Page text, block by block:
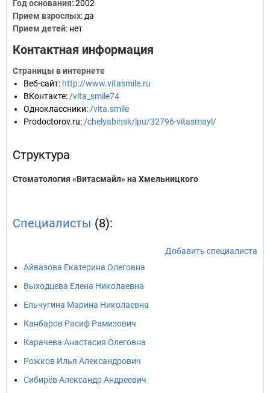
Год основания:2002
Прием взрослых: да
Прием детей: нет
Контактная информация
Страницы в интернете
Веб-сайт: http://www.vitasmile.ru
ВКонтакте: /vita_smile74
Одноклассники: /vita.smile
Prodoctorov.ru: /chelyabinsk/lpu/32796-vitasmayl/
Структура
Стоматология «Витасмайл» на Хмельницкого
Специалисты (8):
Добавить специалиста
Айвазова Екатерина Олеговна
Выходцева Елена Николаевна
Ельчугина Марина Николаевна
Канбаров Расиф Рамизович
Карачева Анастасия Олеговна
Рожков Илья Александрович
Сибирёв Александр Андреевич